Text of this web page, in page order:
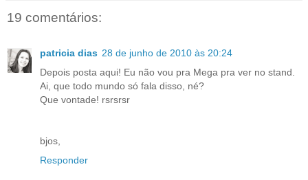
19 comentários:
patricia dias 28 de junho de 2010 às 20:24
Depois posta aqui! Eu não vou pra Mega pra ver no stand.
Ai, que todo mundo só fala disso, né?
Que vontade! rsrsrsr
bjos,
Responder